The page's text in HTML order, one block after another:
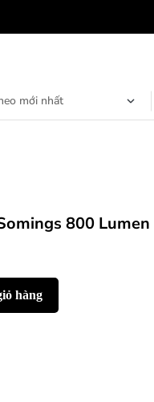
800 Lumen
hàng